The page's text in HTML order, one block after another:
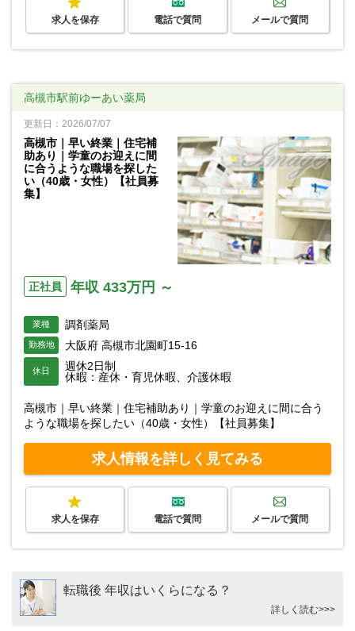
求人を保存 電話で質問 メールで質問
高槻市駅前ゆーあい薬局
更新日：2026/07/07
高槻市｜早い終業｜住宅補
助あり｜学童のお迎えに間
に合うような職場を探した
い（40歳・女性）【社員募
集】
正社員 年収 433万円 ～
業種 調剤薬局
勤務地 大阪府 高槻市北園町15-16
休日
週休2日制
休暇：産休・育児休暇、介護休暇
高槻市｜早い終業｜住宅補助あり｜学童のお迎えに間に合う
ような職場を探したい（40歳・女性）【社員募集】
求人情報を詳しく見てみる
求人を保存 電話で質問 メールで質問
転職後 年収はいくらになる？
詳しく読む>>>